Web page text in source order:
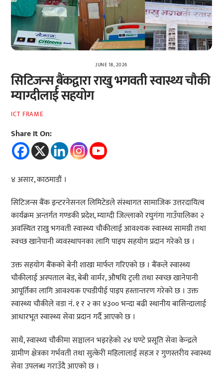
JUNE 18, 2026
सिटिजन्स बैंकद्वारा राखु भगवती स्वास्थ्य चौकी
म्याग्दीलार्ई सहयोग
ICT FRAME
Share It On:
४ असार, काठमाडौं ।
सिटिजन्स बैंक इन्टरनेसनल लिमिटेडले संस्थागत सामाजिक उत्तरदायित्व
कार्यक्रम अन्तर्गत गण्डकी प्रदेश, म्याग्दी जिल्लाको रघुगंगा गाउँपालिका २
अवस्थित राखु भगवती स्वास्थ्य चौकीलाई आवश्यक स्वास्थ्य सामग्री तथा
स्वच्छ खानेपानी व्यवस्थापनका लागि पाइप सहयोग प्रदान गरेको छ ।
उक्त सहयोग बैंकको बेनी शाखा मार्फत गरिएको छ । बैंकले स्वास्थ्य
चौकीलाई अस्पताल बेड, बेबी वार्मर, औषधि ट्रली तथा स्वच्छ खानेपानी
आपूर्तिका लागि आवश्यक एचडीपीई पाइप हस्तान्तरण गरेको छ । उक्त
स्वास्थ्य चौकीले वडा नं. १ र २ का ४३०० भन्दा बढी स्थानीय बासिन्दालाई
आधारभूत स्वास्थ्य सेवा प्रदान गर्दै आएको छ ।
साथै, स्वास्थ्य चौकीमा सञ्चालन भइरहेको २४ घण्टे प्रसूति सेवा केन्द्रले
ग्रामीण क्षेत्रका गर्भवती तथा सुत्केरी महिलालाई सहज र गुणस्तरीय स्वास्थ्य
सेवा उपलब्ध गराउँदै आएको छ ।